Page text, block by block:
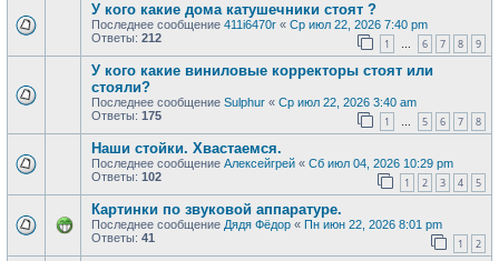
У кого какие дома катушечники стоят ?
Последнее сообщение 411i6470r « Ср июл 22, 2026 7:40 pm
Ответы: 212 1 … 6 7 8 9
У кого какие виниловые корректоры стоят или
стояли?
Последнее сообщение Sulphur « Ср июл 22, 2026 3:40 am
Ответы: 175 1 … 5 6 7 8
Наши стойки. Хвастаемся.
Последнее сообщение Алексейгрей « Сб июл 04, 2026 10:29 pm
Ответы: 102 1 2 3 4 5
Картинки по звуковой аппаратуре.
Последнее сообщение Дядя Фёдор « Пн июн 22, 2026 8:01 pm
Ответы: 41 1 2